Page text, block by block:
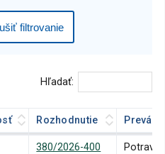
filtrovanie
Hľadať:
Rozhodnutie
Rozhodnutie
380/2026-400